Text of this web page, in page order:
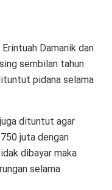
Damanik dan
sembilan tahun
pidana selama
dituntut agar
juta dengan
dibayar maka
selama